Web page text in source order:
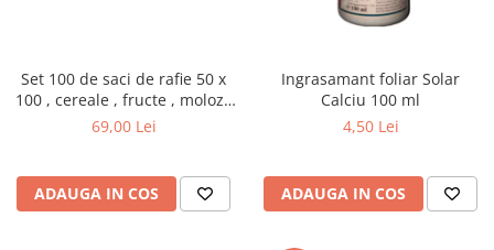
Set 100 de saci de rafie 50 x
100 , cereale , fructe , moloz ,
menaj si depozitare
69,00 Lei
ADAUGA IN COS
Ingrasamant foliar Solar
Calciu 100 ml
4,50 Lei
ADAUGA IN COS